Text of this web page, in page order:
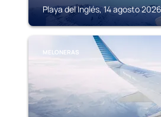
Playa del Inglés, 14 agosto
MELONERAS